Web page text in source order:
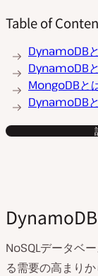
Table of
DynamoDB
DynamoDB
MongoDBと
DynamoDB
NoSQLデータベ
る需要の高まり